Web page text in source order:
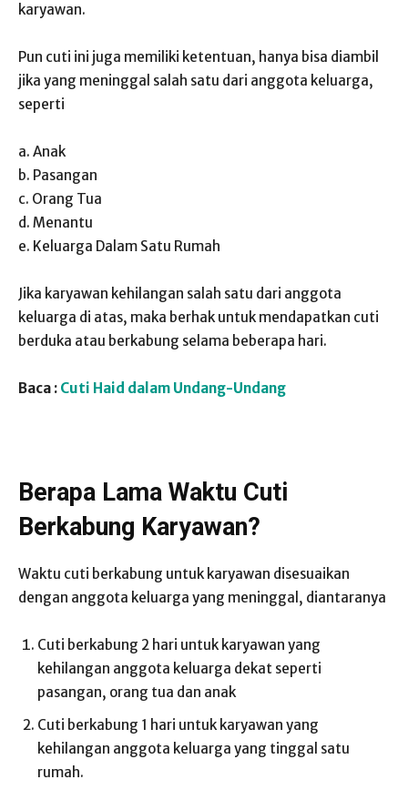
karyawan.
Pun cuti ini juga memiliki ketentuan, hanya bisa diambil
jika yang meninggal salah satu dari anggota keluarga,
seperti
a. Anak
b. Pasangan
c. Orang Tua
d. Menantu
e. Keluarga Dalam Satu Rumah
Jika karyawan kehilangan salah satu dari anggota
keluarga di atas, maka berhak untuk mendapatkan cuti
berduka atau berkabung selama beberapa hari.
Baca : Cuti Haid dalam Undang-Undang
Berapa Lama Waktu Cuti
Berkabung Karyawan?
Waktu cuti berkabung untuk karyawan disesuaikan
dengan anggota keluarga yang meninggal, diantaranya
Cuti berkabung 2 hari untuk karyawan yang
kehilangan anggota keluarga dekat seperti
pasangan, orang tua dan anak
Cuti berkabung 1 hari untuk karyawan yang
kehilangan anggota keluarga yang tinggal satu
rumah.